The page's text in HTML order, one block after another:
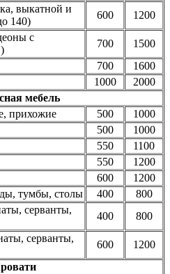
выкатной и
140)
600
1200
с
700
1500
700
1600
1000
2000
мебель
прихожие
500
1000
500
1000
550
1100
550
1200
600
1200
тумбы, столы
400
800
серванты,
400
800
серванты,
600
1200